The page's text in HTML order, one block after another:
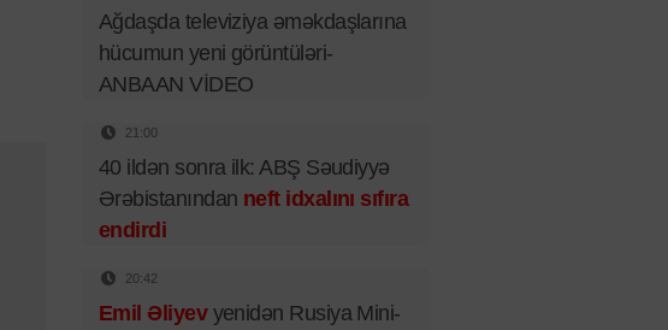
Ağdaşda televiziya əməkdaşlarına
hücumun yeni görüntüləri-
ANBAAN VİDEO
21:00
40 ildən sonra ilk: ABŞ Səudiyyə
Ərəbistanından neft idxalını sıfıra
endirdi
20:42
Emil Əliyevyenidən Rusiya Mini-